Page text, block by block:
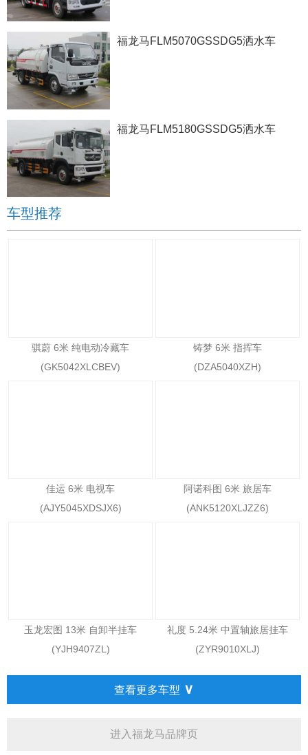
福龙马FLM5070GSSDG5洒水车
福龙马FLM5180GSSDG5洒水车
车型推荐
骐蔚 6米 纯电动冷藏车
(GK5042XLCBEV)
铸梦 6米 指挥车
(DZA5040XZH)
佳运 6米 电视车
(AJY5045XDSJX6)
阿诺科图 6米 旅居车
(ANK5120XLJZZ6)
玉龙宏图 13米 自卸半挂车
(YJH9407ZL)
礼度 5.24米 中置轴旅居挂车
(ZYR9010XLJ)
查看更多车型 ∨
进入福龙马品牌页